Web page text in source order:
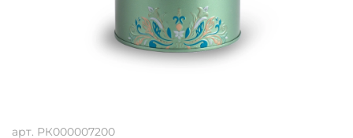
арт. РК000007200